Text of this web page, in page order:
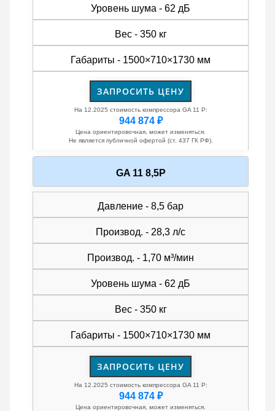
Уровень шума - 62 дБ
Вес - 350 кг
Габариты - 1500×710×1730 мм
ЗАПРОСИТЬ ЦЕНУ
На 12.2025 стоимость компрессора GA 11 P:
944 874 ₽
Цена ориентировочная, может изменяться.
Не является публичной офертой (ст. 437 ГК РФ).
GA 11 8,5P
Давление - 8,5 бар
Производ. - 28,3 л/с
Производ. - 1,70 м³/мин
Уровень шума - 62 дБ
Вес - 350 кг
Габариты - 1500×710×1730 мм
ЗАПРОСИТЬ ЦЕНУ
На 12.2025 стоимость компрессора GA 11 P:
944 874 ₽
Цена ориентировочная, может изменяться.